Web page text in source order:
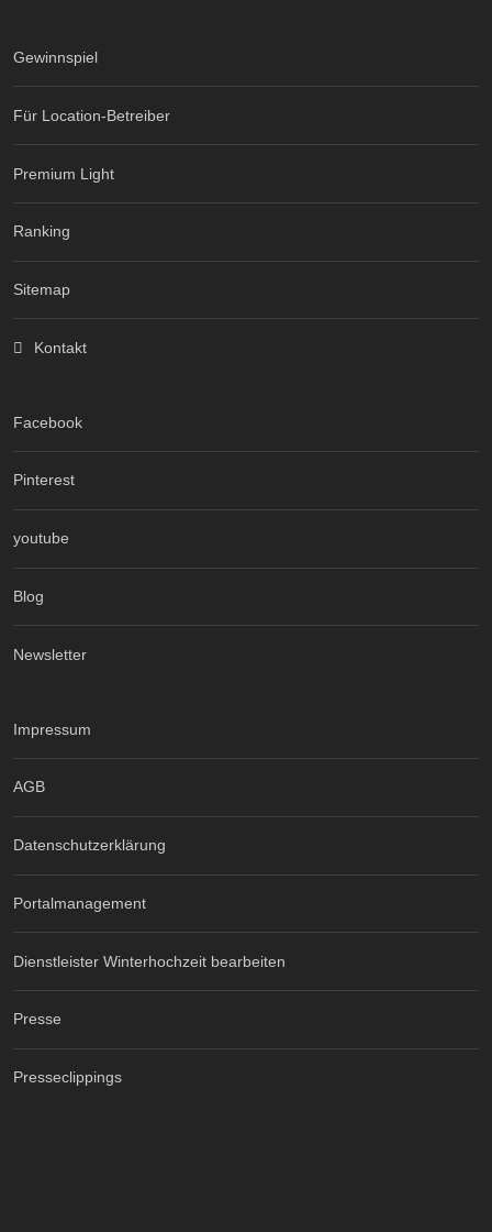
Gewinnspiel
Für Location-Betreiber
Premium Light
Ranking
Sitemap
Kontakt
Facebook
Pinterest
youtube
Blog
Newsletter
Impressum
AGB
Datenschutzerklärung
Portalmanagement
Dienstleister Winterhochzeit bearbeiten
Presse
Presseclippings